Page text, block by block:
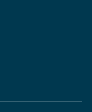
2025, von 14:00
Event zum